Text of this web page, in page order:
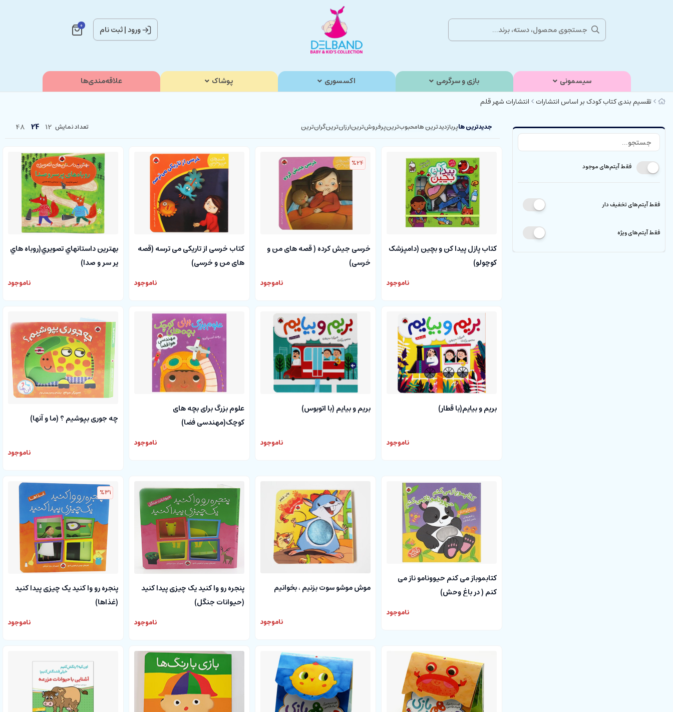
ورود|ثبت نام 0
سیسمونی بازی و سرگرمی اکسسوری پوشاک علاقه‌مندی‌ها
تقسیم بندی کتاب کودک بر اساس انتشارات انتشارات شهر قلم
فقط آیتم‌های موجود
فقط آیتم‌های تخفیف دار
فقط آیتم‌های ویژه
جدیدترین هاپربازدیدترین هامحبوب‌‌ترینپرفروش‌ترینارزان‌ترینگران‌ترین تعداد نمایش 12
24
48
کتاب پازل پیدا کن و بچین (دامپزشک
کوچولو)
ناموجود
%24
خرسی جیش کرده ( قصه های من و
خرسی)
ناموجود
کتاب خرسی از تاریکی می ترسه (قصه
های من و خرسی)
ناموجود
بهترين داستان‏هاي تصويري(روباه‏ هاي
پر سر و صدا)
ناموجود
بریم و بیایم(با قطار)
ناموجود
بریم و بیایم (با اتوبوس)
ناموجود
علوم بزرگ برای بچه های
کوچک(مهندسی فضا)
ناموجود
چه جوری بپوشیم ؟ (ما و آنها)
ناموجود
کتابموباز می کنم حیوونامو ناز می
کنم ( در باغ وحش)
ناموجود
موش موشو سوت بزنیم ، بخوانیم
ناموجود
پنجره رو وا کنید یک چیزی پیدا کنید
(حیوانات جنگل)
ناموجود
%31
پنجره رو وا کنید یک چیزی پیدا کنید
(غذاها)
ناموجود